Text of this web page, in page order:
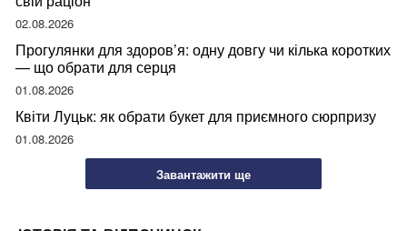
02.08.2026
Прогулянки для здоров’я: одну довгу чи кілька коротких
— що обрати для серця
01.08.2026
Квіти Луцьк: як обрати букет для приємного сюрпризу
01.08.2026
Завантажити ще